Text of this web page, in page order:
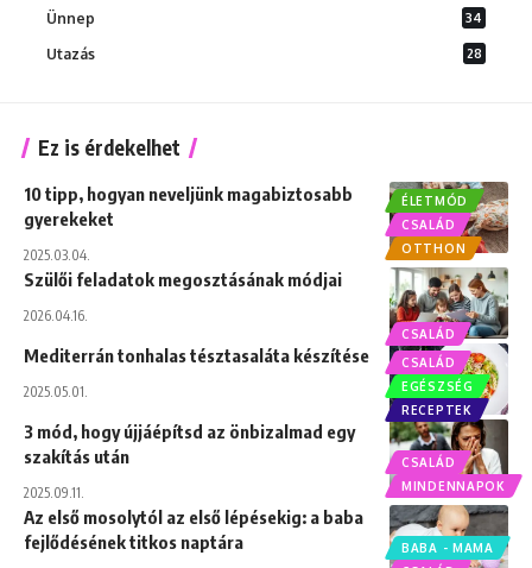
Ünnep 34
Utazás 28
Ez is érdekelhet
ÉLETMÓD
CSALÁD
OTTHON
10 tipp, hogyan neveljünk magabiztosabb
gyerekeket
2025.03.04.
CSALÁD
Szülői feladatok megosztásának módjai
2026.04.16.
CSALÁD
EGÉSZSÉG
RECEPTEK
Mediterrán tonhalas tésztasaláta készítése
2025.05.01.
CSALÁD
MINDENNAPOK
3 mód, hogy újjáépítsd az önbizalmad egy
szakítás után
2025.09.11.
BABA - MAMA
Az első mosolytól az első lépésekig: a baba
fejlődésének titkos naptára